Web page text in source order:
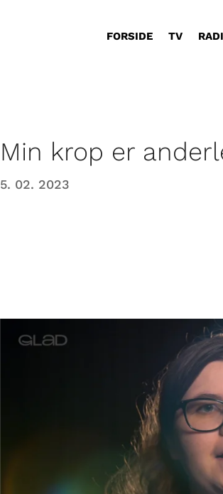
FORSIDE TV
Min krop er
5. 02. 2023